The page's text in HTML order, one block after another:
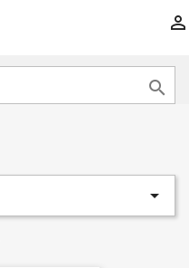


